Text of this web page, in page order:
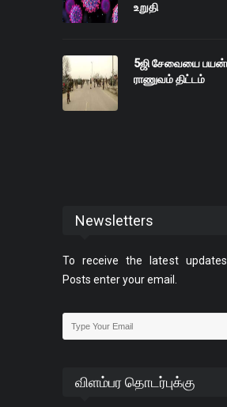
உறுதி
5ஜி சேவையை
ராணுவம் திட்டம்
Newsletters
To receive the latest
Posts enter your email.
விளம்பர தொடர்புக்கு